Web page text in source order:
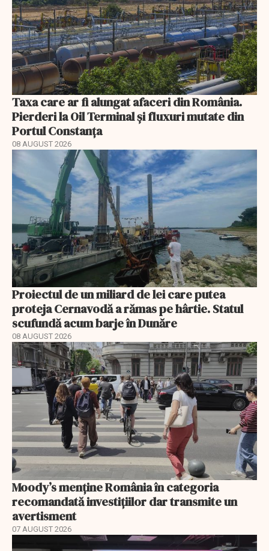
Taxa care ar fi alungat afaceri din România.
Pierderi la Oil Terminal și fluxuri mutate din
Portul Constanța
08 AUGUST 2026
Proiectul de un miliard de lei care putea
proteja Cernavodă a rămas pe hârtie. Statul
scufundă acum barje în Dunăre
08 AUGUST 2026
Moody’s menține România în categoria
recomandată investițiilor dar transmite un
avertisment
07 AUGUST 2026